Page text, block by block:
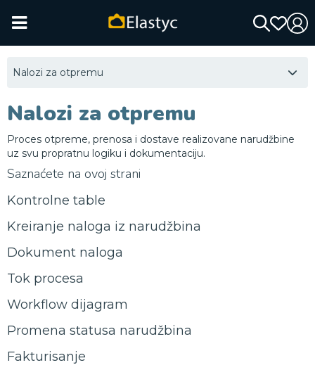
Nalozi za otpremu
Nalozi za otpremu
Proces otpreme, prenosa i dostave realizovane narudžbine
uz svu propratnu logiku i dokumentaciju.
Saznaćete na ovoj strani
Kontrolne table
Kreiranje naloga iz narudžbina
Dokument naloga
Tok procesa
Workflow dijagram
Promena statusa narudžbina
Fakturisanje